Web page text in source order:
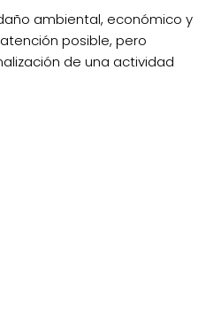
ambiental, económico y
posible, pero
de una actividad